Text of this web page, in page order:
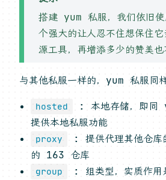
搭建 yum 私服，我们依旧
个强大的让人忍不住想保住
源工具，再增添多少的赞美也
与其他私服一样的，yum 私服同
hosted
: 本地存储，即同
提供本地私服功能
proxy
: 提供代理其他仓库
的 163 仓库
group
: 组类型，实质作用